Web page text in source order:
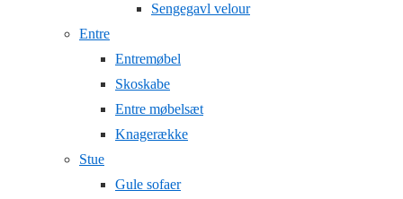
Sengegavl velour
Entre
Entremøbel
Skoskabe
Entre møbelsæt
Knagerække
Stue
Gule sofaer